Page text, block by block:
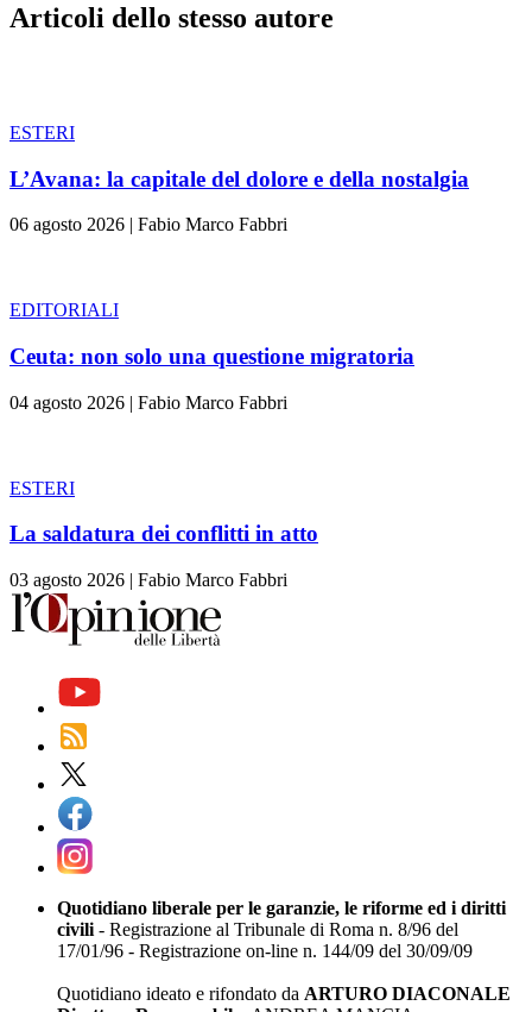
Articoli dello stesso autore
ESTERI
L’Avana: la capitale del dolore e della nostalgia
06 agosto 2026 | Fabio Marco Fabbri
EDITORIALI
Ceuta: non solo una questione migratoria
04 agosto 2026 | Fabio Marco Fabbri
ESTERI
La saldatura dei conflitti in atto
03 agosto 2026 | Fabio Marco Fabbri
Quotidiano liberale per le garanzie, le riforme ed i diritti
civili - Registrazione al Tribunale di Roma n. 8/96 del
17/01/96 - Registrazione on-line n. 144/09 del 30/09/09
Quotidiano ideato e rifondato da ARTURO DIACONALE